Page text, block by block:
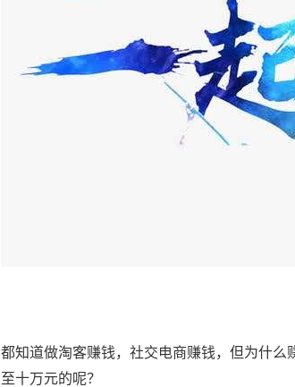
都知道做淘客赚钱，社交电商赚钱，但为什
至十万元的呢？